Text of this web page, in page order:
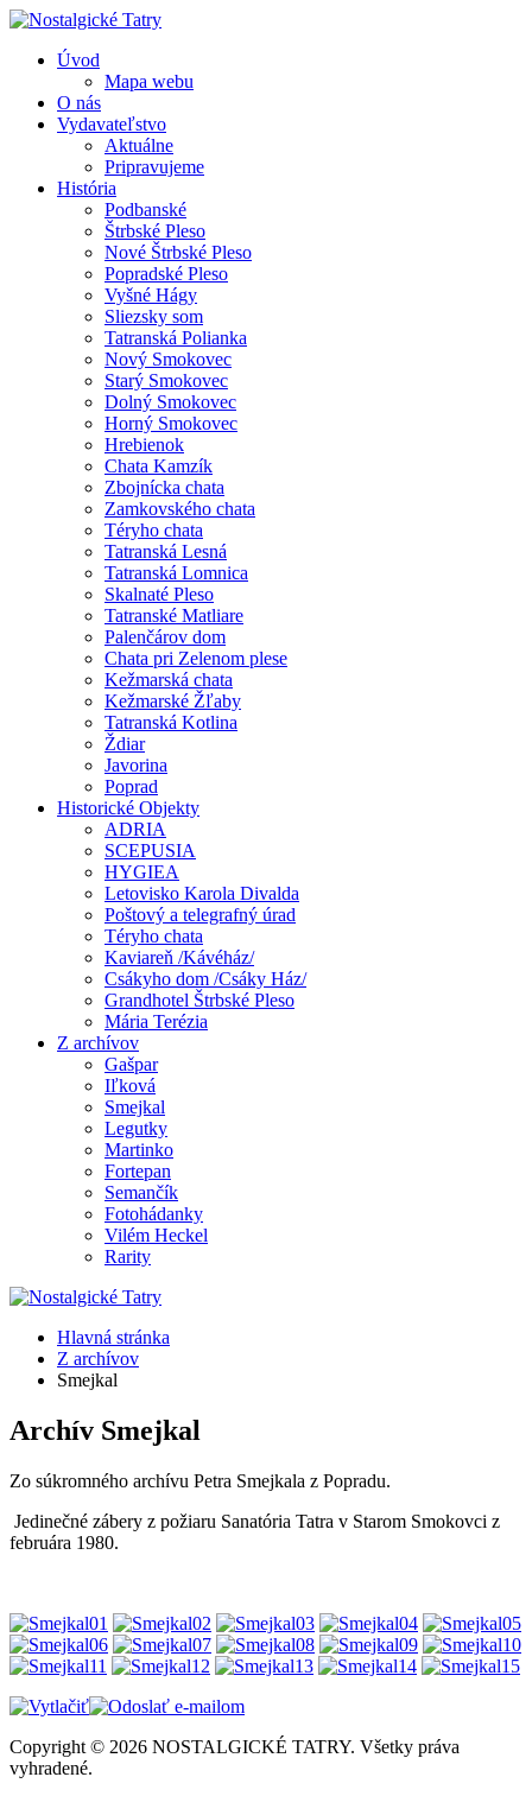
Úvod
Mapa webu
O nás
Vydavateľstvo
Aktuálne
Pripravujeme
História
Podbanské
Štrbské Pleso
Nové Štrbské Pleso
Popradské Pleso
Vyšné Hágy
Sliezsky som
Tatranská Polianka
Nový Smokovec
Starý Smokovec
Dolný Smokovec
Horný Smokovec
Hrebienok
Chata Kamzík
Zbojnícka chata
Zamkovského chata
Téryho chata
Tatranská Lesná
Tatranská Lomnica
Skalnaté Pleso
Tatranské Matliare
Palenčárov dom
Chata pri Zelenom plese
Kežmarská chata
Kežmarské Žľaby
Tatranská Kotlina
Ždiar
Javorina
Poprad
Historické Objekty
ADRIA
SCEPUSIA
HYGIEA
Letovisko Karola Divalda
Poštový a telegrafný úrad
Téryho chata
Kaviareň /Kávéház/
Csákyho dom /Csáky Ház/
Grandhotel Štrbské Pleso
Mária Terézia
Z archívov
Gašpar
Iľková
Smejkal
Legutky
Martinko
Fortepan
Semančík
Fotohádanky
Vilém Heckel
Rarity
Hlavná stránka
Z archívov
Smejkal
Archív Smejkal
Zo súkromného archívu Petra Smejkala z Popradu.
Jedinečné zábery z požiaru Sanatória Tatra v Starom Smokovci z
februára 1980.
Copyright © 2026 NOSTALGICKÉ TATRY. Všetky práva
vyhradené.